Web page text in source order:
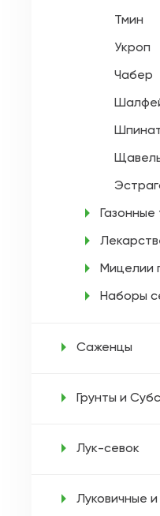
Тмин
Укроп
Чабер
Газонные
Мицелии
Наборы
Саженцы
Грунты и
Лук-севок
Луковичные